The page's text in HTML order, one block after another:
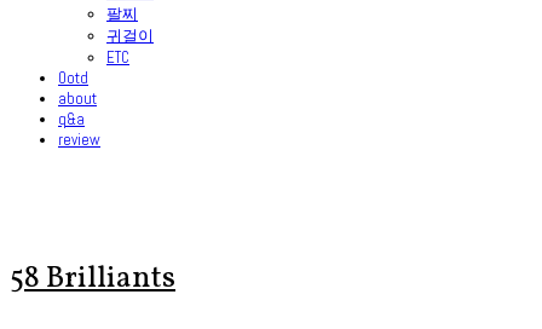
팔찌
귀걸이
ETC
Ootd
about
q&a
review
58 Brilliants